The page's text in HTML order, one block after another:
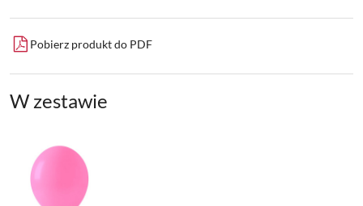
Pobierz produkt do PDF
W zestawie